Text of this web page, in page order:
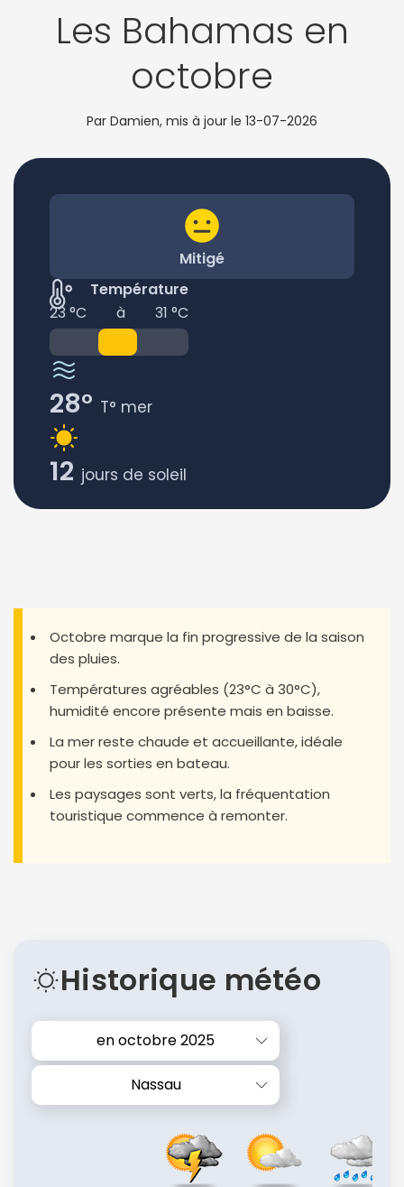
Les Bahamas en
octobre
Par Damien, mis à jour le 13-07-2026
Mitigé
Température
23 °C
à 31 °C
28° T° mer
12 jours de soleil
Octobre marque la fin progressive de la saison
des pluies.
Températures agréables (23°C à 30°C),
humidité encore présente mais en baisse.
La mer reste chaude et accueillante, idéale
pour les sorties en bateau.
Les paysages sont verts, la fréquentation
touristique commence à remonter.
Historique météo
en octobre 2025
Nassau